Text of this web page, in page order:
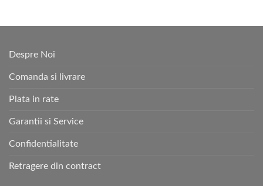
Despre Noi
Comanda si livrare
Plata in rate
Garantii si Service
Confidentialitate
Retragere din contract